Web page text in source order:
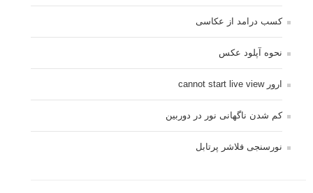
کسب درامد از عکاسی
نحوه آپلود عکس
ارور cannot start live view
کم شدن ناگهانی نور در دوربین
نورسنجی فلاشر پرتابل